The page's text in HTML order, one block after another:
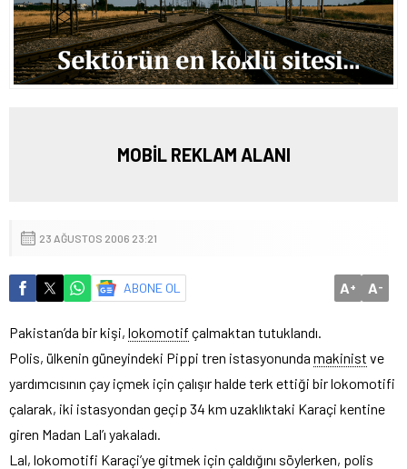
MOBİL REKLAM ALANI
23 AĞUSTOS 2006 23:21
ABONE OL A+ A-
Pakistan’da bir kişi, lokomotif çalmaktan tutuklandı.
Polis, ülkenin güneyindeki Pippi tren istasyonunda makinist ve
yardımcısının çay içmek için çalışır halde terk ettiği bir lokomotifi
çalarak, iki istasyondan geçip 34 km uzaklıktaki Karaçi kentine
giren Madan Lal’ı yakaladı.
Lal, lokomotifi Karaçi’ye gitmek için çaldığını söylerken, polis